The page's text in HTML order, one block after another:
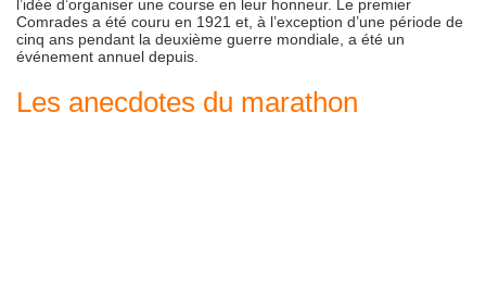
l’idée d’organiser une course en leur honneur. Le premier
Comrades a été couru en 1921 et, à l’exception d’une période de
cinq ans pendant la deuxième guerre mondiale, a été un
événement annuel depuis.
Les anecdotes du marathon